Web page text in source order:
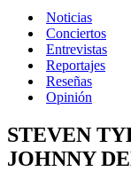
Noticias
Conciertos
Entrevistas
Reportajes
Reseñas
Opinión
STEVEN
JOHNNY